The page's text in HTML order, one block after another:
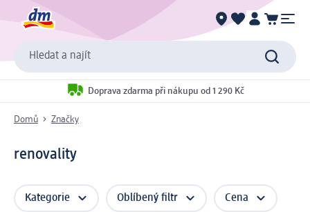
Hledat a najít
Doprava zdarma při nákupu od 1 290 Kč
Domů Značky
renovality
Kategorie Oblíbený filtr Cena